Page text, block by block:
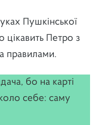
Пушкінської
цікавить Петро з
правилами.
бо на карті
себе: саму